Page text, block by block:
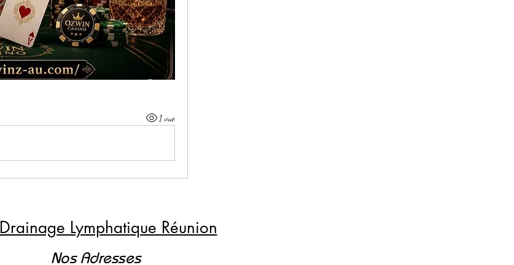
1 vue
Drainage Lymphatique Réunion
Nos Adresses